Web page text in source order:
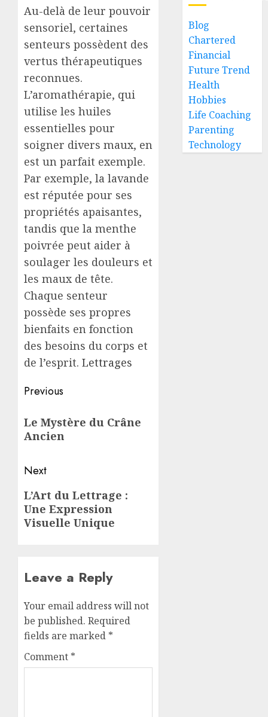
Au-delà de leur pouvoir
sensoriel, certaines
senteurs possèdent des
vertus thérapeutiques
reconnues.
L’aromathérapie, qui
utilise les huiles
essentielles pour
soigner divers maux, en
est un parfait exemple.
Par exemple, la lavande
est réputée pour ses
propriétés apaisantes,
tandis que la menthe
poivrée peut aider à
soulager les douleurs et
les maux de tête.
Chaque senteur
possède ses propres
bienfaits en fonction
des besoins du corps et
de l’esprit. Lettrages
Post
navigation
Previous
post:
Le Mystère du Crâne
Ancien
Next
Next
post:
L’Art du Lettrage :
Une Expression
Visuelle Unique
Leave a Reply
Your email address will not
be published. Required
fields are marked *
Comment *
Blog
Chartered
Financial
Future Trend
Health
Hobbies
Life Coaching
Parenting
Technology